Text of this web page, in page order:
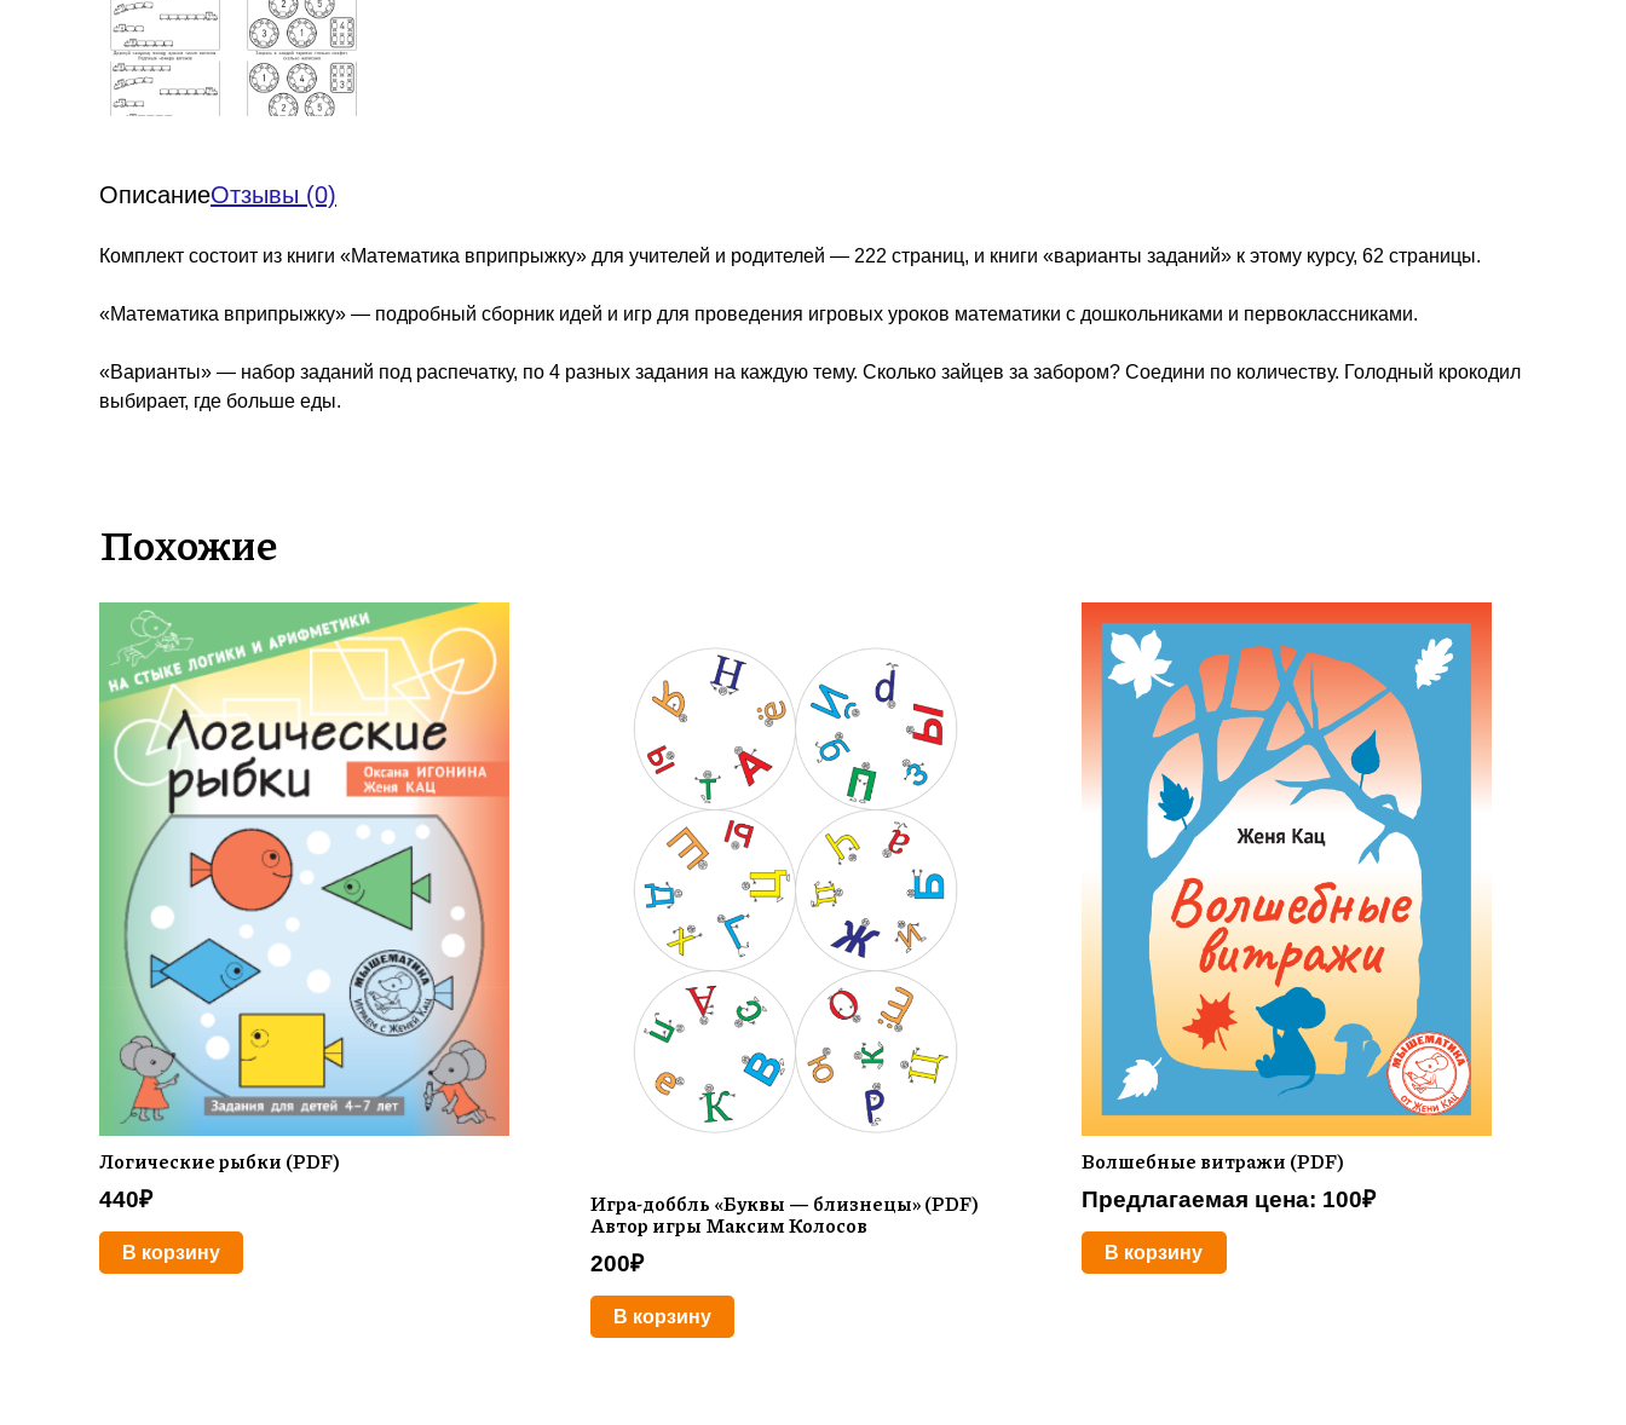
ОписаниеОтзывы (0)
Комплект состоит из книги «Математика вприпрыжку» для учителей и родителей — 222 cтраниц, и книги «варианты заданий» к этому курсу, 62 cтраницы.
«Математика вприпрыжку» — подробный сборник идей и игр для проведения игровых уроков математики с дошкольниками и первоклассниками.
«Варианты» — набор заданий под распечатку, по 4 разных задания на каждую тему. Сколько зайцев за забором? Соедини по количеству. Голодный крокодил
выбирает, где больше еды.
Похожие
Логические рыбки (PDF)
440₽
В корзину
Игра-доббль «Буквы — близнецы» (PDF)
Автор игры Максим Колосов
200₽
В корзину
Волшебные витражи (PDF)
Предлагаемая цена: 100₽
В корзину